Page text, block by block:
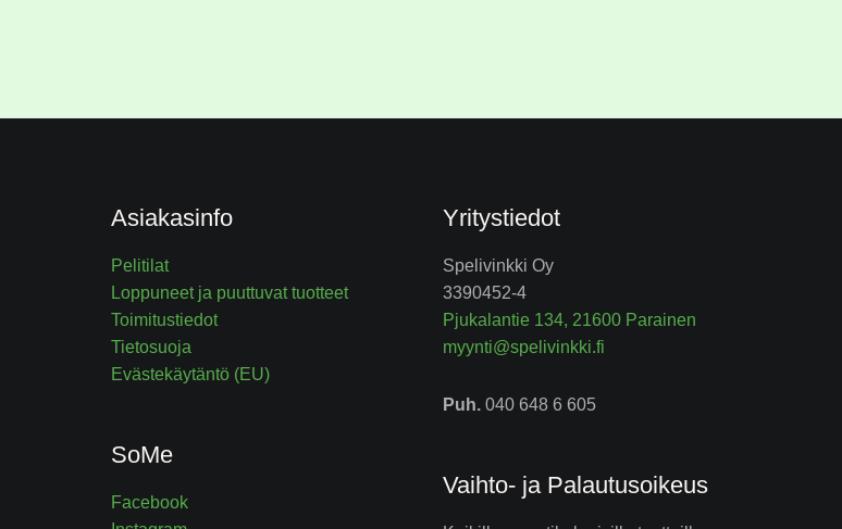
Asiakasinfo
Pelitilat
Loppuneet ja puuttuvat tuotteet
Toimitustiedot
Tietosuoja
Evästekäytäntö (EU)
SoMe
Facebook
Yritystiedot
Spelivinkki Oy
3390452-4
Pjukalantie 134, 21600 Parainen
myynti@spelivinkki.fi
Puh. 040 648 6 605
Vaihto- ja Palautusoikeus